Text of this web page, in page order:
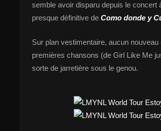
semble avoir disparu depuis le concert
presque définitive de Como donde y
Sur plan vestimentaire, aucun
premières chansons (de Girl Like Me
sorte de jarretière sous le genou.